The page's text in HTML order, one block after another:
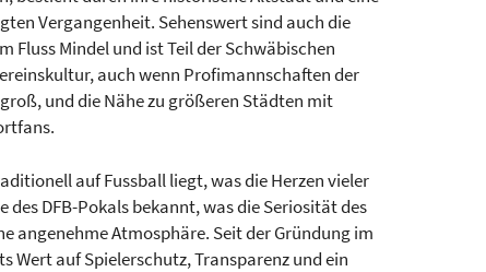
Vergangenheit. Sehenswert sind auch die
Mindel und ist Teil der Schwäbischen
auch wenn Profimannschaften der
und die Nähe zu größeren Städten mit
auf Fussball liegt, was die Herzen vieler
DFB-Pokals bekannt, was die Seriosität des
angenehme Atmosphäre. Seit der Gründung im
auf Spielerschutz, Transparenz und ein